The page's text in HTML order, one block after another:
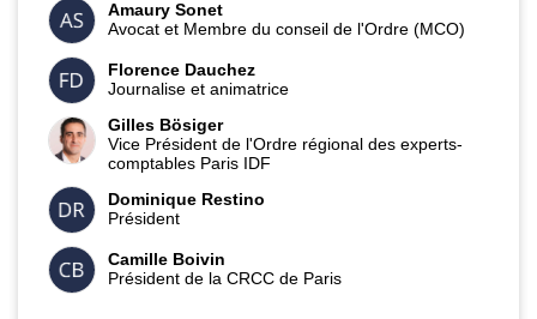
Amaury Sonet
Avocat et Membre du conseil de l'Ordre (MCO)
Florence Dauchez
Journalise et animatrice
Gilles Bösiger
Vice Président de l'Ordre régional des experts-
comptables Paris IDF
Dominique Restino
Président
Camille Boivin
Président de la CRCC de Paris